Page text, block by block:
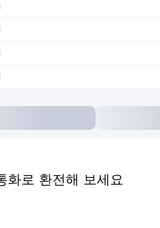
로 환전해 보세요